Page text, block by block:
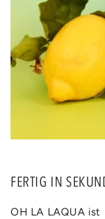
FERTIG IN
OH LA LAQUA ist